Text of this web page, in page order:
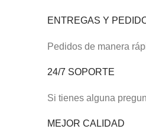
ENTREGAS Y
Pedidos de manera
24/7 SOPORTE
Si tienes alguna
MEJOR CALIDAD